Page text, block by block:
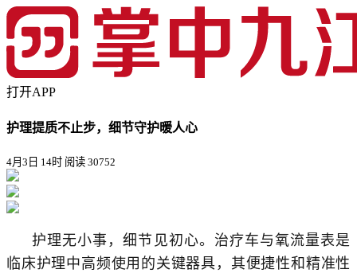
打开APP
护理提质不止步，细节守护暖人心
4月3日 14时 阅读 30752
护理无小事，细节见初心。治疗车与氧流量表是
临床护理中高频使用的关键器具，其便捷性和精准性